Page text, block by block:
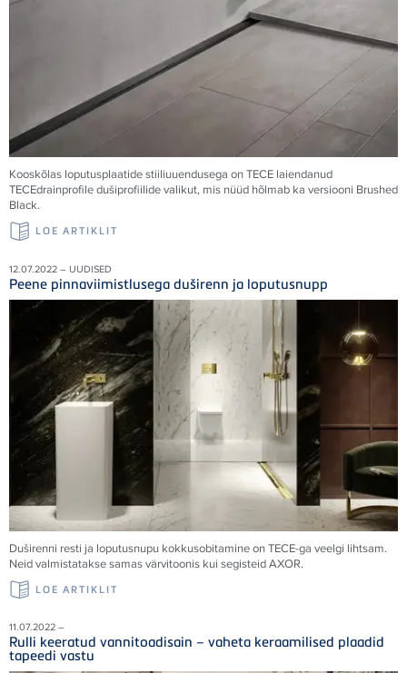
Kooskõlas loputusplaatide stiiliuuendusega onTECE laiendanud
TECEdrainprofile dušiprofiilide valikut, mis nüüd hõlmab ka versiooni Brushed
Black.
LOE ARTIKLIT
12.07.2022 – UUDISED
Peene pinnaviimistlusega duširenn ja loputusnupp
Duširenni resti ja loputusnupu kokkusobitamine onTECE-ga veelgi lihtsam.
Neid valmistatakse samas värvitoonis kui segisteid AXOR.
LOE ARTIKLIT
11.07.2022 –
Rulli keeratud vannitoadisain – vaheta keraamilised plaadid
tapeedi vastu